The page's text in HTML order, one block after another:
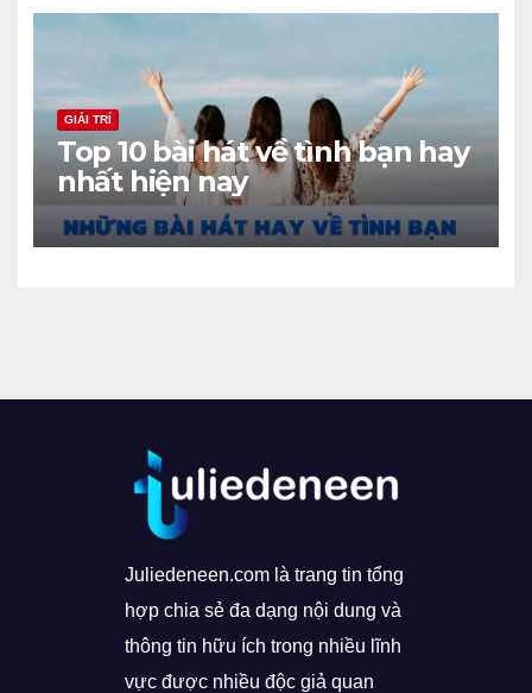
GIẢI TRÍ
Top 10 bài hát về tình bạn hay
nhất hiện nay
Juliedeneen.com là trang tin tổng
hợp chia sẻ đa dạng nội dung và
thông tin hữu ích trong nhiều lĩnh
vực được nhiều độc giả quan